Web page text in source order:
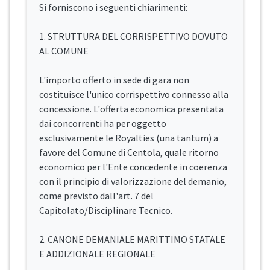
Si forniscono i seguenti chiarimenti:
1. STRUTTURA DEL CORRISPETTIVO DOVUTO
AL COMUNE
L'importo offerto in sede di gara non
costituisce l'unico corrispettivo connesso alla
concessione. L'offerta economica presentata
dai concorrenti ha per oggetto
esclusivamente le Royalties (una tantum) a
favore del Comune di Centola, quale ritorno
economico per l'Ente concedente in coerenza
con il principio di valorizzazione del demanio,
come previsto dall'art. 7 del
Capitolato/Disciplinare Tecnico.
2. CANONE DEMANIALE MARITTIMO STATALE
E ADDIZIONALE REGIONALE